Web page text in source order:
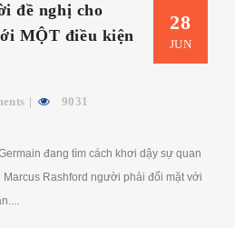
28
JUN
đề nghị cho
MỘT điều kiện
9031
đang tìm cách khơi dậy sự quan
Rashford người phải đối mặt với